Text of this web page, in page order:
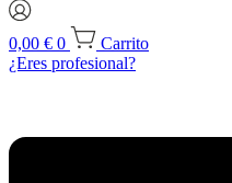
0,00 € 0
Carrito
¿Eres profesional?